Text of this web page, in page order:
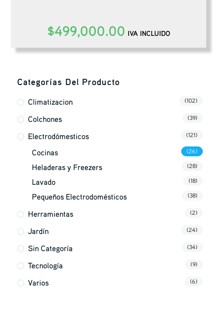
$499,000.00 IVA INCLUIDO
Categorías Del Producto
Climatizacion (102)
Colchones (39)
Electrodómesticos (121)
Cocinas (26)
Heladeras y Freezers (28)
Lavado (18)
Pequeños Electrodomésticos (38)
Herramientas (2)
Jardín (24)
Sin Categoría (34)
Tecnología (9)
Varios (6)